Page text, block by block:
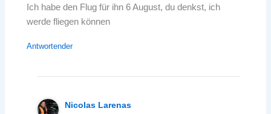
Ich habe den Flug für ihn 6 August, du denkst, ich
werde fliegen können
Antwortender
Nicolas Larenas